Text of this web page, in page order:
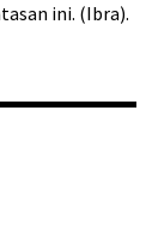
ini. (Ibra).